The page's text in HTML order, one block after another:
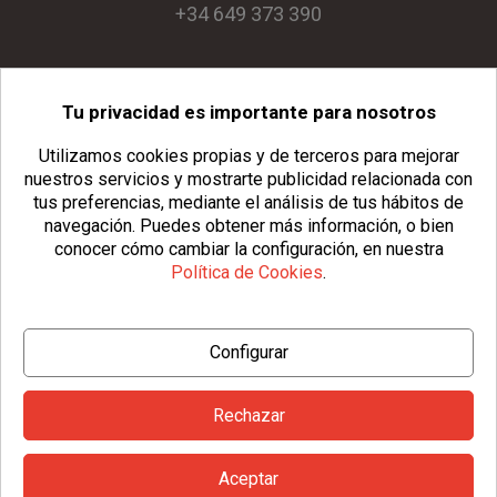
+34 649 373 390
info@usopack.com
© Copyright 2026 Usopack® | Aviso Legal
| Política de Cookies| Configurar Cookies |
Condiciones Generales
Tu privacidad es importante para nosotros
Utilizamos cookies propias y de terceros para mejorar
nuestros servicios y mostrarte publicidad relacionada con
tus preferencias, mediante el análisis de tus hábitos de
navegación. Puedes obtener más información, o bien
conocer cómo cambiar la configuración, en nuestra
Política de Cookies.
Configurar
Rechazar
Aceptar